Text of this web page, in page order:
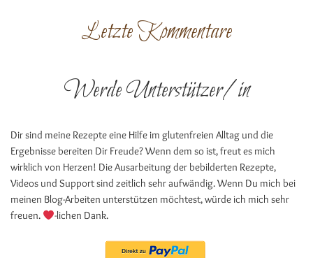
Letzte Kommentare
Werde Unterstützer/in
Dir sind meine Rezepte eine Hilfe im glutenfreien Alltag und die
Ergebnisse bereiten Dir Freude? Wenn dem so ist, freut es mich
wirklich von Herzen! Die Ausarbeitung der bebilderten Rezepte,
Videos und Support sind zeitlich sehr aufwändig. Wenn Du mich bei
meinen Blog-Arbeiten unterstützen möchtest, würde ich mich sehr
freuen.
-lichen Dank.